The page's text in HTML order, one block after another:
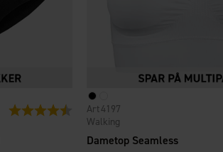
Vurdering: 4.8 ud af 5 stjerner
Dametop Seamless
Walking
4197